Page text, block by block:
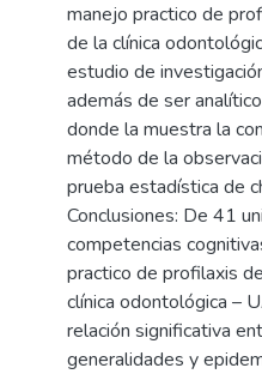
manejo practico de
de la clínica
estudio de
además de ser
donde la muestra la
método de la
prueba estadística de
Conclusiones: De 41
competencias
practico de profilaxis
clínica odontológica –
relación significativa
generalidades y